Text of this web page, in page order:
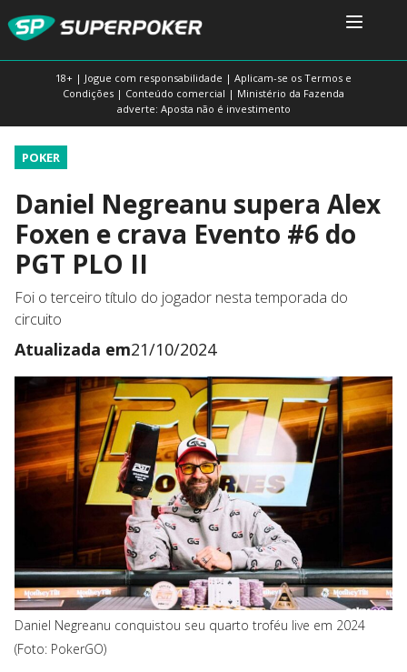
18+ | Jogue com responsabilidade | Aplicam-se os Termos e
Condições | Conteúdo comercial | Ministério da Fazenda
adverte: Aposta não é investimento
POKER
Daniel Negreanu supera Alex
Foxen e crava Evento #6 do
PGT PLO II
Foi o terceiro título do jogador nesta temporada do
circuito
Atualizada em21/10/2024
Daniel Negreanu conquistou seu quarto troféu live em 2024
(Foto: PokerGO)